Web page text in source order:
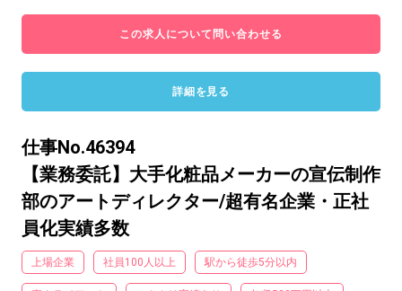
この求人について問い合わせる
詳細を見る
仕事No.46394
【業務委託】大手化粧品メーカーの宣伝制作
部のアートディレクター/超有名企業・正社
員化実績多数
上場企業 社員100人以上 駅から徒歩5分以内